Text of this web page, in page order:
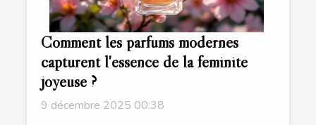
Comment les parfums modernes
capturent l'essence de la féminité
joyeuse ?
9 décembre 2025 00:38